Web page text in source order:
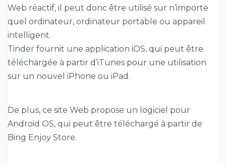
Web réactif, il peut donc être utilisé sur n’importe
quel ordinateur, ordinateur portable ou appareil
intelligent.
Tinder fournit une application iOS, qui peut être
téléchargée à partir d’iTunes pour une utilisation
sur un nouvel iPhone ou iPad.
De plus, ce site Web propose un logiciel pour
Android OS, qui peut être téléchargé à partir de
Bing Enjoy Store.